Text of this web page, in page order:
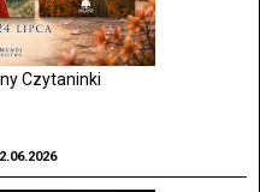
Czytaninki